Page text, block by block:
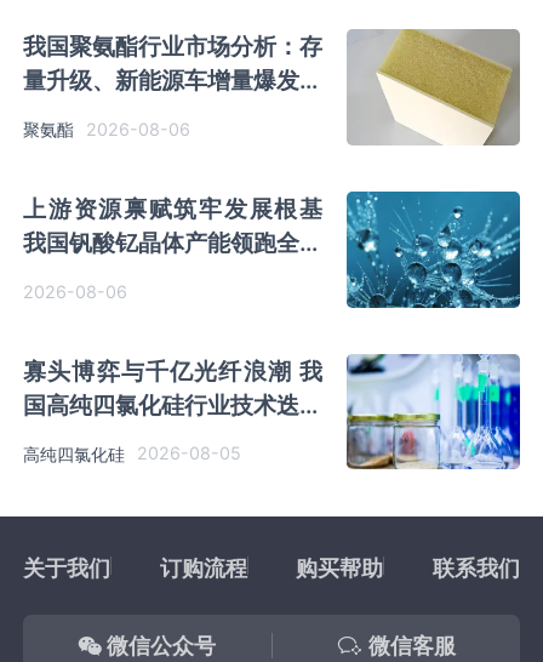
我国聚氨酯行业市场分析：存
量升级、新能源车增量爆发与
内需托底
聚氨酯 2026-08-06
上游资源禀赋筑牢发展根基
我国钒酸钇晶体产能领跑全球
2026-08-06
寡头博弈与千亿光纤浪潮 我
国高纯四氯化硅行业技术迭代
高纯四氯化硅 2026-08-05
关于我们 订购流程 购买帮助 联系我们
微信公众号 微信客服